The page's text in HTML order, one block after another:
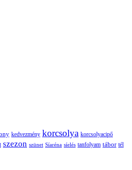
kedvezmény korcsolya korcsolyacipő
szezon szünet Síaréna síelés tanfolyam tábor tél